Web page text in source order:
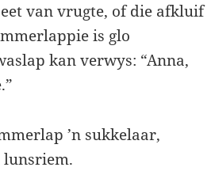
eet van vrugte, of die afkluif
is glo
kan verwys: “Anna,
’n sukkelaar,
lunsriem.